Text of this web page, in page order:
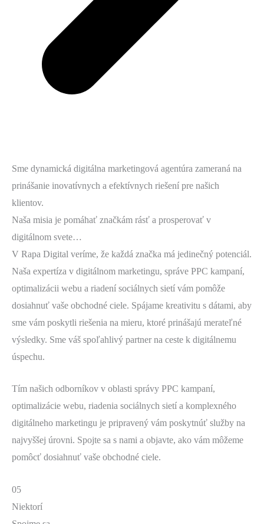
Sme dynamická digitálna marketingová agentúra zameraná na
prinášanie inovatívnych a efektívnych riešení pre našich
klientov.
Naša misia je pomáhať značkám rásť a prosperovať v
digitálnom svete…
V Rapa Digital veríme, že každá značka má jedinečný potenciál.
Naša expertíza v digitálnom marketingu, správe PPC kampaní,
optimalizácii webu a riadení sociálnych sietí vám pomôže
dosiahnuť vaše obchodné ciele. Spájame kreativitu s dátami, aby
sme vám poskytli riešenia na mieru, ktoré prinášajú merateľné
výsledky. Sme váš spoľahlivý partner na ceste k digitálnemu
úspechu.
Tím našich odborníkov v oblasti správy PPC kampaní,
optimalizácie webu, riadenia sociálnych sietí a komplexného
digitálneho marketingu je pripravený vám poskytnúť služby na
najvyššej úrovni. Spojte sa s nami a objavte, ako vám môžeme
pomôcť dosiahnuť vaše obchodné ciele.
05
Niektorí